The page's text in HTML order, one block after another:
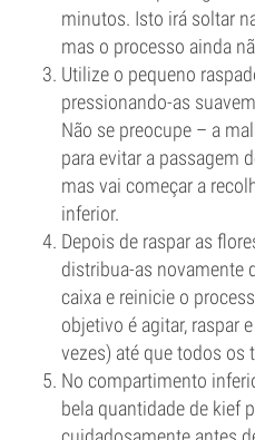
minutos. Isto irá soltar
mas o processo ainda
Utilize o pequeno
pressionando-as
Não se preocupe – a
para evitar a passagem
mas vai começar a
inferior.
Depois de raspar as
distribua-as novamente
caixa e reinicie o
objetivo é agitar, raspar
vezes) até que todos os
No compartimento
bela quantidade de kief